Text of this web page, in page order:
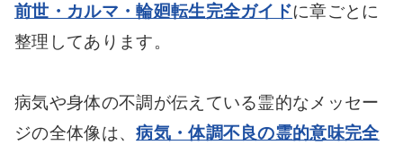
前世・カルマ・輪廻転生完全ガイドに章ごとに
整理してあります。
病気や身体の不調が伝えている霊的なメッセー
ジの全体像は、病気・体調不良の霊的意味完全